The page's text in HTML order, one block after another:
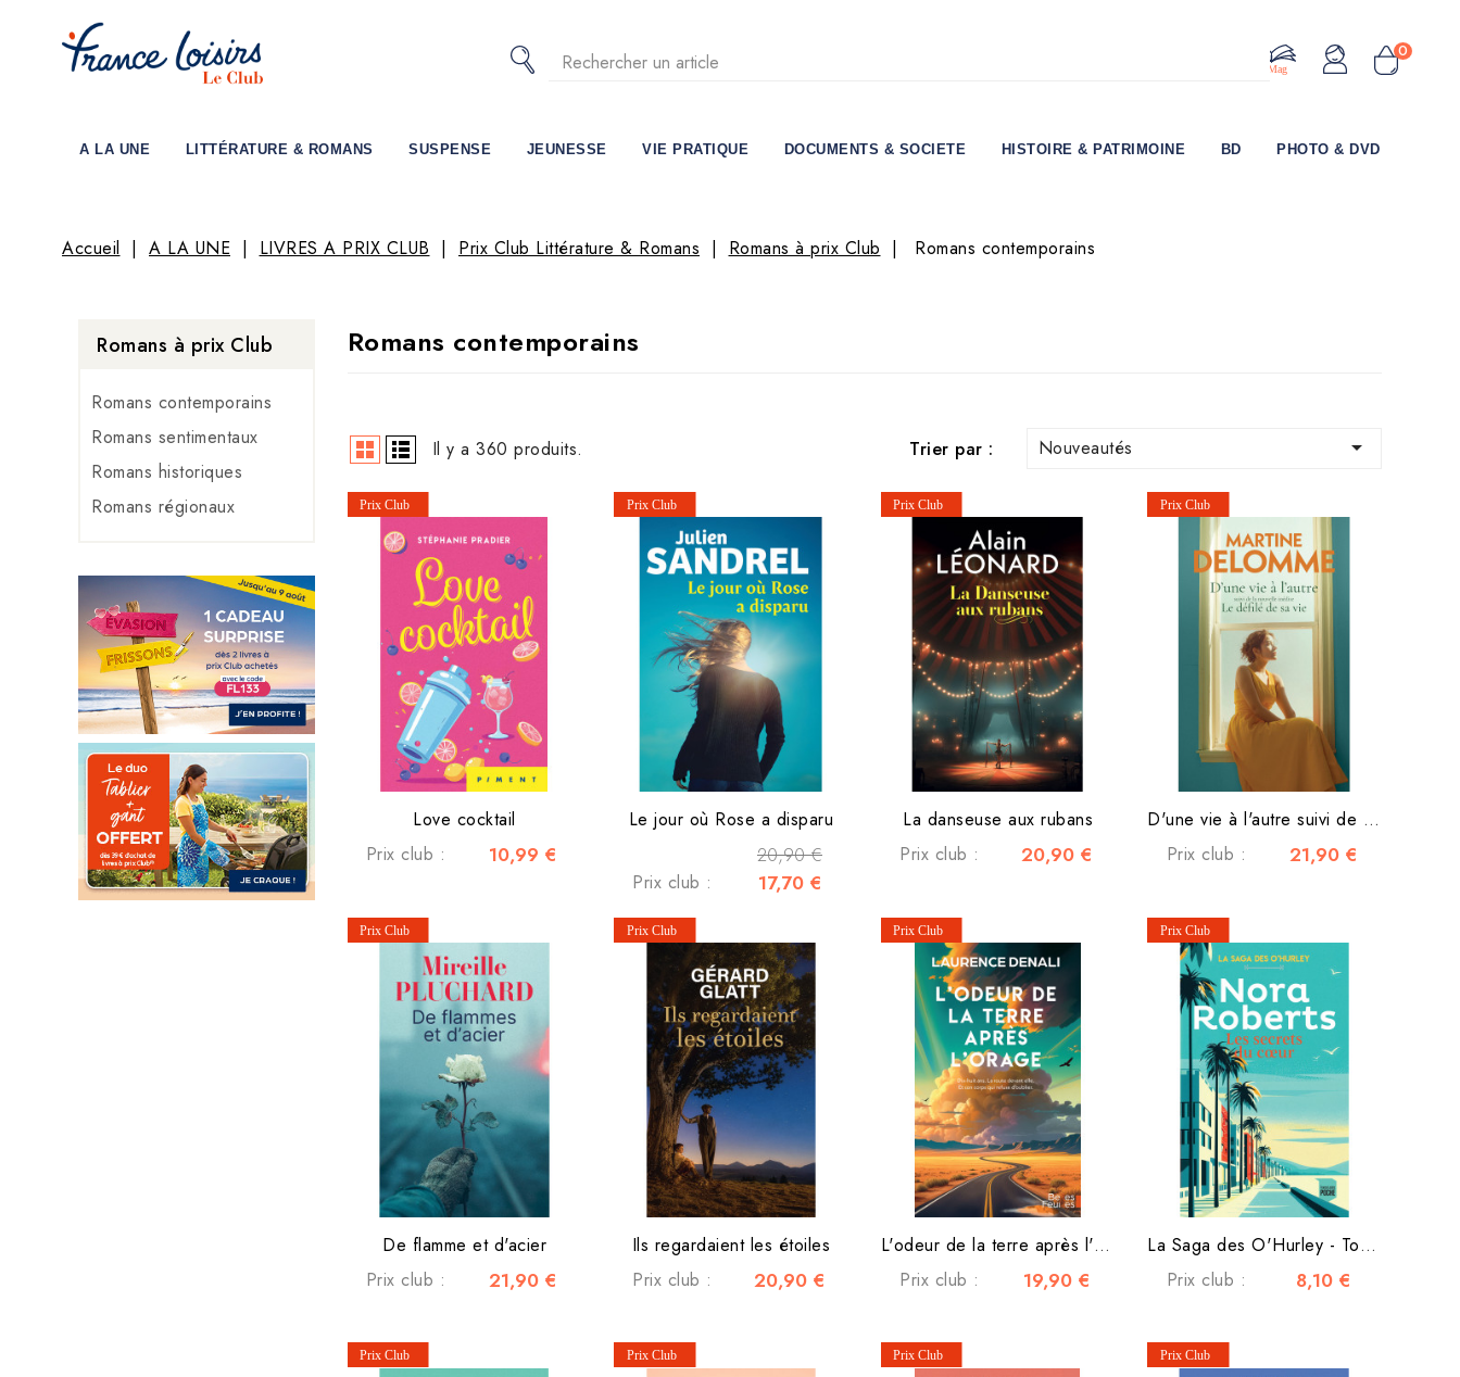
0
Le Mag
A LA UNE LITTÉRATURE & ROMANS SUSPENSE JEUNESSE VIE PRATIQUE DOCUMENTS & SOCIETE HISTOIRE & PATRIMOINE BD PHOTO & DVD
Accueil A LA UNE LIVRES A PRIX CLUB Prix Club Littérature & Romans Romans à prix Club Romans contemporains
Romans à prix Club
Romans contemporains
Romans sentimentaux
Romans historiques
Romans régionaux
Romans contemporains
Il y a 360 produits. Trier par : Nouveautés 
Love cocktail
Prix club :
10,99 €
Le jour où Rose a disparu
20,90 €
Prix club : 17,70 €
La danseuse aux rubans
Prix club :
20,90 €
D'une vie à l'autre suivi de la nouvelle inédite Le défilé de sa vie
Prix club :
21,90 €
De flamme et d'acier
Prix club :
21,90 €
Ils regardaient les étoiles
Prix club :
20,90 €
L'odeur de la terre après l'orage
Prix club :
19,90 €
La Saga des O'Hurley - Tome 3 - Les secrets du cœur
Prix club :
8,10 €